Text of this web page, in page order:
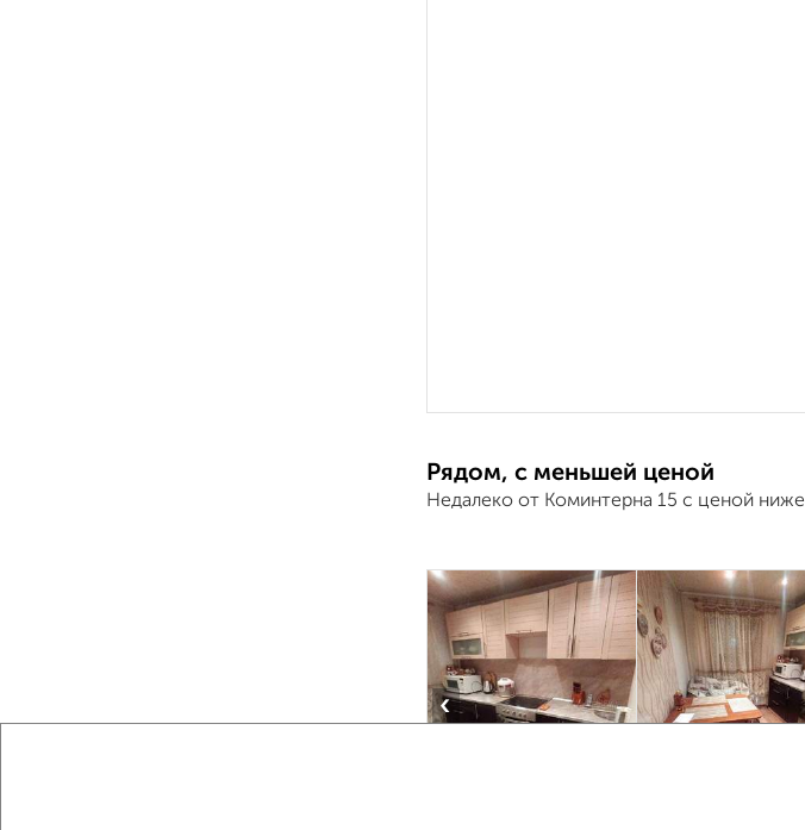
Рядом, с меньшей ценой
Недалеко от Коминтерна 15 с ценой ниже
‹